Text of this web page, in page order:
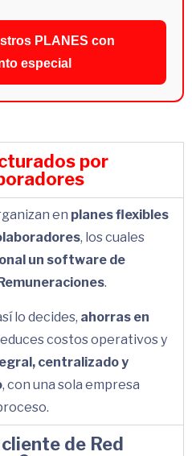
PLANES con
especial
por
en planes flexibles
, los cuales
un software de
.
lo decides, ahorras en
costos operativos y
centralizado y
, con una sola empresa
de Red